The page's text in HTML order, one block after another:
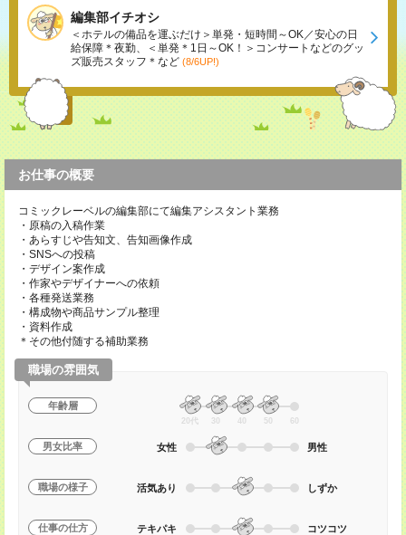
編集部イチオシ
＜ホテルの備品を運ぶだけ＞単発・短時間～OK／安心の日
給保障＊夜勤、＜単発＊1日～OK！＞コンサートなどのグッ
ズ販売スタッフ＊など (8/6UP!)
お仕事の概要
コミックレーベルの編集部にて編集アシスタント業務
・原稿の入稿作業
・あらすじや告知文、告知画像作成
・SNSへの投稿
・デザイン案作成
・作家やデザイナーへの依頼
・各種発送業務
・構成物や商品サンプル整理
・資料作成
＊その他付随する補助業務
職場の雰囲気
年齢層
20代 30 40 50 60
男女比率 女性 男性
職場の様子 活気あり しずか
仕事の仕方 テキパキ コツコツ